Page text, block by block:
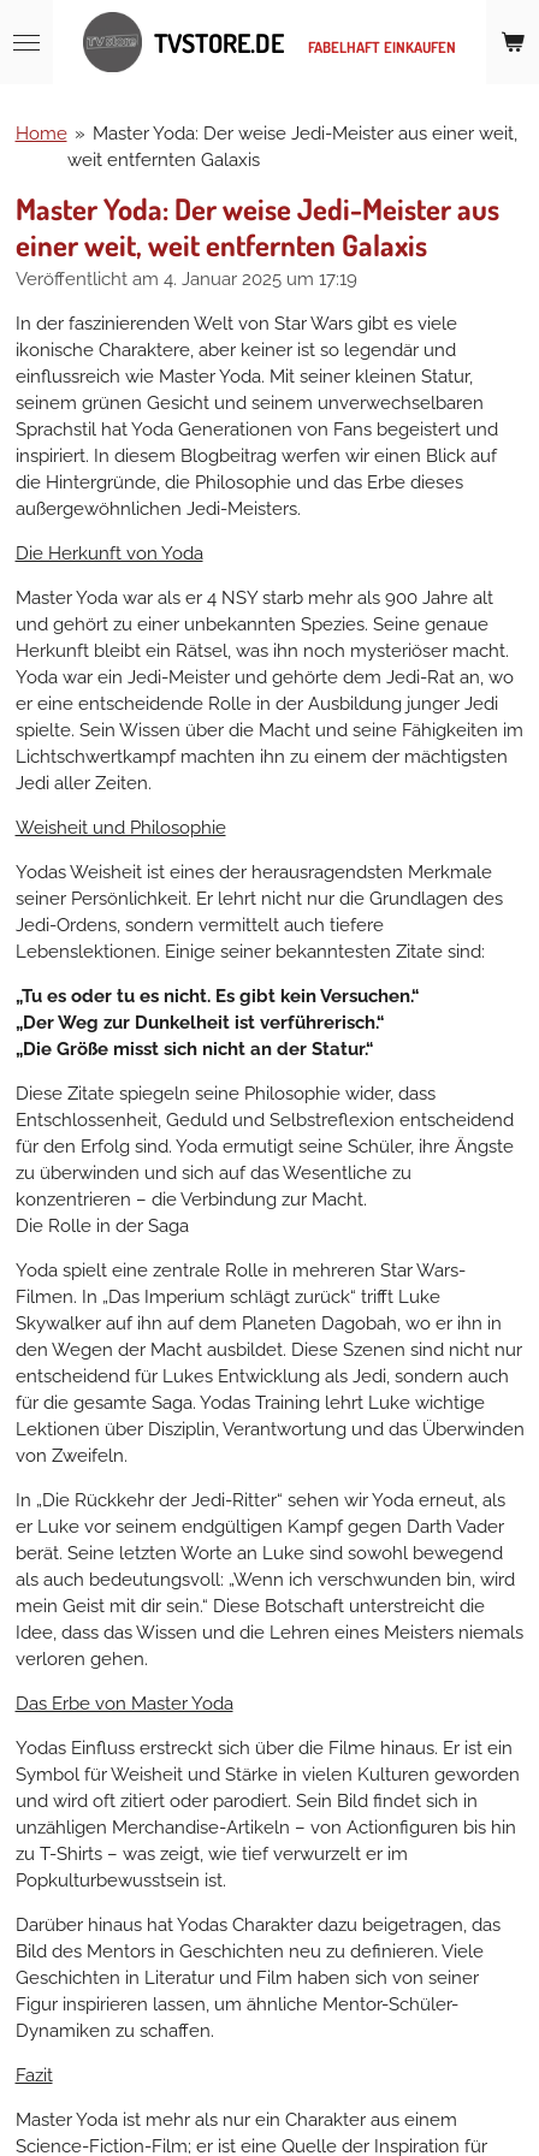
Hauptinhalt
TVSTORE.DE FABELHAFT EINKAUFEN
Home » Master Yoda: Der weise Jedi-Meister aus einer weit,
weit entfernten Galaxis
Master Yoda: Der weise Jedi-Meister aus
einer weit, weit entfernten Galaxis
Veröffentlicht am 4. Januar 2025 um 17:19
In der faszinierenden Welt von Star Wars gibt es viele
ikonische Charaktere, aber keiner ist so legendär und
einflussreich wie Master Yoda. Mit seiner kleinen Statur,
seinem grünen Gesicht und seinem unverwechselbaren
Sprachstil hat Yoda Generationen von Fans begeistert und
inspiriert. In diesem Blogbeitrag werfen wir einen Blick auf
die Hintergründe, die Philosophie und das Erbe dieses
außergewöhnlichen Jedi-Meisters.
Die Herkunft von Yoda
Master Yoda war als er 4 NSY starb mehr als 900 Jahre alt
und gehört zu einer unbekannten Spezies. Seine genaue
Herkunft bleibt ein Rätsel, was ihn noch mysteriöser macht.
Yoda war ein Jedi-Meister und gehörte dem Jedi-Rat an, wo
er eine entscheidende Rolle in der Ausbildung junger Jedi
spielte. Sein Wissen über die Macht und seine Fähigkeiten im
Lichtschwertkampf machten ihn zu einem der mächtigsten
Jedi aller Zeiten.
Weisheit und Philosophie
Yodas Weisheit ist eines der herausragendsten Merkmale
seiner Persönlichkeit. Er lehrt nicht nur die Grundlagen des
Jedi-Ordens, sondern vermittelt auch tiefere
Lebenslektionen. Einige seiner bekanntesten Zitate sind:
„Tu es oder tu es nicht. Es gibt kein Versuchen.“
„Der Weg zur Dunkelheit ist verführerisch.“
„Die Größe misst sich nicht an der Statur.“
Diese Zitate spiegeln seine Philosophie wider, dass
Entschlossenheit, Geduld und Selbstreflexion entscheidend
für den Erfolg sind. Yoda ermutigt seine Schüler, ihre Ängste
zu überwinden und sich auf das Wesentliche zu
konzentrieren – die Verbindung zur Macht.
Die Rolle in der Saga
Yoda spielt eine zentrale Rolle in mehreren Star Wars-
Filmen. In „Das Imperium schlägt zurück“ trifft Luke
Skywalker auf ihn auf dem Planeten Dagobah, wo er ihn in
den Wegen der Macht ausbildet. Diese Szenen sind nicht nur
entscheidend für Lukes Entwicklung als Jedi, sondern auch
für die gesamte Saga. Yodas Training lehrt Luke wichtige
Lektionen über Disziplin, Verantwortung und das Überwinden
von Zweifeln.
In „Die Rückkehr der Jedi-Ritter“ sehen wir Yoda erneut, als
er Luke vor seinem endgültigen Kampf gegen Darth Vader
berät. Seine letzten Worte an Luke sind sowohl bewegend
als auch bedeutungsvoll: „Wenn ich verschwunden bin, wird
mein Geist mit dir sein.“ Diese Botschaft unterstreicht die
Idee, dass das Wissen und die Lehren eines Meisters niemals
verloren gehen.
Das Erbe von Master Yoda
Yodas Einfluss erstreckt sich über die Filme hinaus. Er ist ein
Symbol für Weisheit und Stärke in vielen Kulturen geworden
und wird oft zitiert oder parodiert. Sein Bild findet sich in
unzähligen Merchandise-Artikeln – von Actionfiguren bis hin
zu T-Shirts – was zeigt, wie tief verwurzelt er im
Popkulturbewusstsein ist.
Darüber hinaus hat Yodas Charakter dazu beigetragen, das
Bild des Mentors in Geschichten neu zu definieren. Viele
Geschichten in Literatur und Film haben sich von seiner
Figur inspirieren lassen, um ähnliche Mentor-Schüler-
Dynamiken zu schaffen.
Fazit
Master Yoda ist mehr als nur ein Charakter aus einem
Science-Fiction-Film; er ist eine Quelle der Inspiration für